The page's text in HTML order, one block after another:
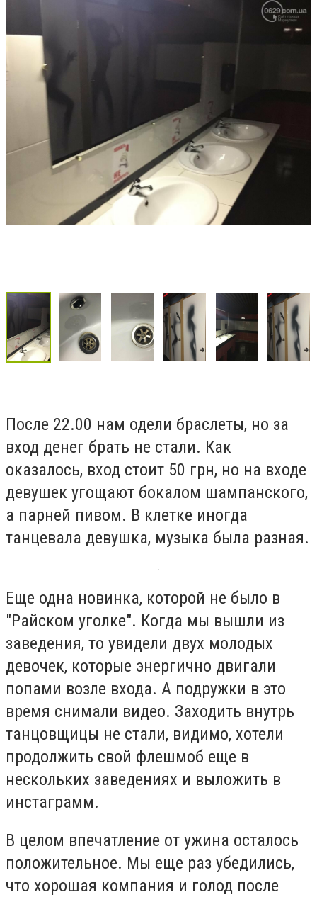
После 22.00 нам одели браслеты, но за
вход денег брать не стали. Как
оказалось, вход стоит 50 грн, но на входе
девушек угощают бокалом шампанского,
а парней пивом. В клетке иногда
танцевала девушка, музыка была разная.
Еще одна новинка, которой не было в
"Райском уголке". Когда мы вышли из
заведения, то увидели двух молодых
девочек, которые энергично двигали
попами возле входа. А подружки в это
время снимали видео. Заходить внутрь
танцовщицы не стали, видимо, хотели
продолжить свой флешмоб еще в
нескольких заведениях и выложить в
инстаграмм.
В целом впечатление от ужина осталось
положительное. Мы еще раз убедились,
что хорошая компания и голод после